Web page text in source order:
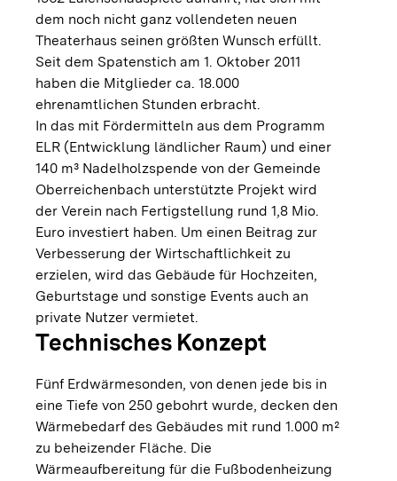
dem noch nicht ganz vollendeten neuen
Theaterhaus seinen größten Wunsch erfüllt.
Seit dem Spatenstich am 1. Oktober 2011
haben die Mitglieder ca. 18.000
ehrenamtlichen Stunden erbracht.
In das mit Fördermitteln aus dem Programm
ELR (Entwicklung ländlicher Raum) und einer
140 m³ Nadelholzspende von der Gemeinde
Oberreichenbach unterstützte Projekt wird
der Verein nach Fertigstellung rund 1,8 Mio.
Euro investiert haben. Um einen Beitrag zur
Verbesserung der Wirtschaftlichkeit zu
erzielen, wird das Gebäude für Hochzeiten,
Geburtstage und sonstige Events auch an
private Nutzer vermietet.
Technisches Konzept
Fünf Erdwärmesonden, von denen jede bis in
eine Tiefe von 250 gebohrt wurde, decken den
Wärmebedarf des Gebäudes mit rund 1.000 m²
zu beheizender Fläche. Die
Wärmeaufbereitung für die Fußbodenheizung